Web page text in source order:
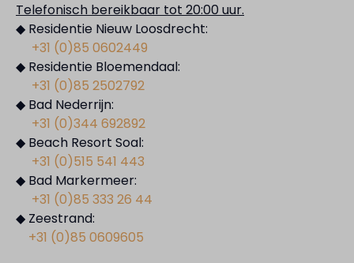
Telefonisch bereikbaar tot 20:00 uur.
◆ Residentie Nieuw Loosdrecht:
+31 (0)85 0602449
◆ Residentie Bloemendaal:
+31 (0)85 2502792
◆ Bad Nederrijn:
+31 (0)344 692892
◆ Beach Resort Soal:
+31 (0)515 541 443
◆ Bad Markermeer:
+31 (0)85 333 26 44
◆ Zeestrand:
+31 (0)85 0609605